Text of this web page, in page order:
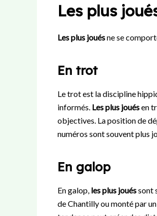
Les plus
Les plus jouésne se
En trot
Le trot est la discipline
informés. Les plus jouésen
objectives. La position de
numéros sont souvent plus
En galop
En galop, les plus jouéssont
de Chantilly ou monté par